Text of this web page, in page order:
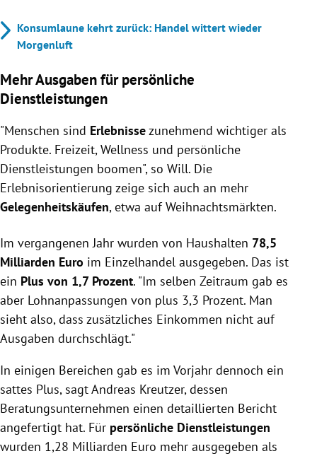
Konsumlaune kehrt zurück: Handel wittert wieder
Morgenluft
Mehr Ausgaben für persönliche
Dienstleistungen
"Menschen sind Erlebnissezunehmend wichtiger als
Produkte. Freizeit, Wellness und persönliche
Dienstleistungen boomen", so Will. Die
Erlebnisorientierung zeige sich auch an mehr
Gelegenheitskäufen, etwa auf Weihnachtsmärkten.
Im vergangenen Jahr wurden von Haushalten 78,5
Milliarden Euro im Einzelhandel ausgegeben. Das ist
ein Plus von 1,7 Prozent. "Im selben Zeitraum gab es
aber Lohnanpassungen von plus 3,3 Prozent. Man
sieht also, dass zusätzliches Einkommen nicht auf
Ausgaben durchschlägt."
In einigen Bereichen gab es im Vorjahr dennoch ein
sattes Plus, sagt Andreas Kreutzer, dessen
Beratungsunternehmen einen detaillierten Bericht
angefertigt hat. Für persönliche Dienstleistungen
wurden 1,28 Milliarden Euro mehr ausgegeben als